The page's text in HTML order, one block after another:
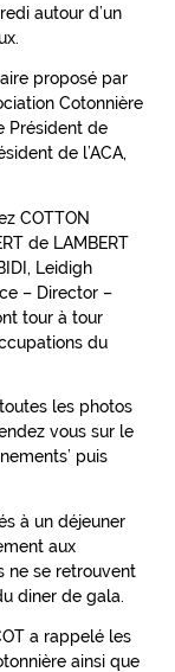
autour d’un
proposé par
Cotonnière
Président de
de l’ACA,
COTTON
de LAMBERT
Leidigh
– Director –
tour à tour
du
les photos
vous sur le
puis
à un déjeuner
aux
ne se retrouvent
diner de gala.
a rappelé les
ainsi que